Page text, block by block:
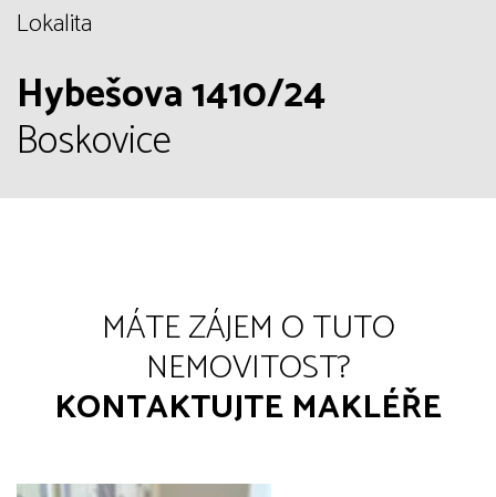
Lokalita
Hybešova 1410/24
Boskovice
MÁTE ZÁJEM O TUTO
NEMOVITOST?
KONTAKTUJTE MAKLÉŘE